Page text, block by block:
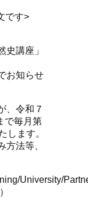
です>
講座」
お知らせ
、令和７
で毎月第
します。
法等、
university/